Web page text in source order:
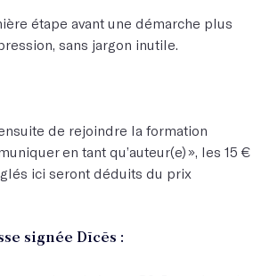
étape avant une démarche plus
sans jargon inutile.
de rejoindre la formation
en tant qu’auteur(e) », les 15 €
ici seront déduits du prix
signée Dīcēs :